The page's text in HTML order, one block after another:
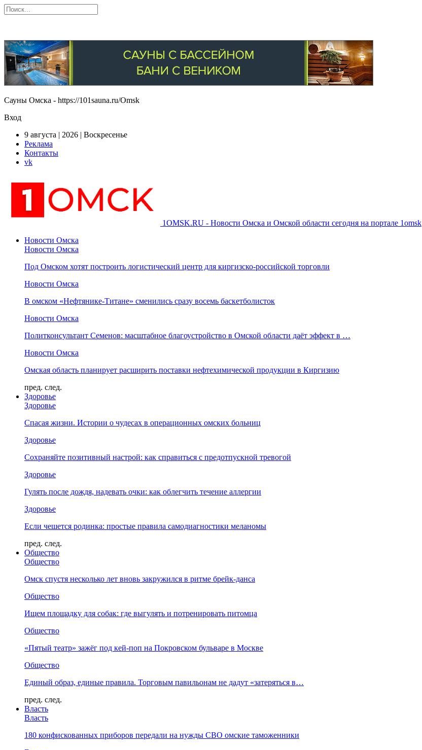
Сауны Омска - https://101sauna.ru/Omsk
Вход
9 августа | 2026 | Воскресенье
Реклама
Контакты
vk
1OMSK.RU - Новости Омска и Омской области сегодня на портале 1omsk
Новости Омска
Новости Омска
Под Омском хотят построить логистический центр для киргизско-российской торговли
Новости Омска
В омском «Нефтянике-Титане» сменились сразу восемь баскетболисток
Новости Омска
Политконсультант Семенов: масштабное благоустройство в Омской области даёт эффект в …
Новости Омска
Омская область планирует расширить поставки нефтехимической продукции в Киргизию
пред. след.
Здоровье
Здоровье
Спасая жизни. Истории о чудесах в операционных омских больниц
Здоровье
Сохраняйте позитивный настрой: как справиться с предотпускной тревогой
Здоровье
Гулять после дождя, надевать очки: как облегчить течение аллергии
Здоровье
Если чешется родинка: простые правила самодиагностики меланомы
пред. след.
Общество
Общество
Омск спустя несколько лет вновь закружился в ритме брейк-данса
Общество
Ищем площадку для собак: где выгулять и потренировать питомца
Общество
«Пятый театр» зажёг под кей-поп на Покровском бульваре в Москве
Общество
Единый образ, единые правила. Торговым павильонам не дадут «затеряться в…
пред. след.
Власть
Власть
180 конфискованных приборов передали на нужды СВО омские таможенники